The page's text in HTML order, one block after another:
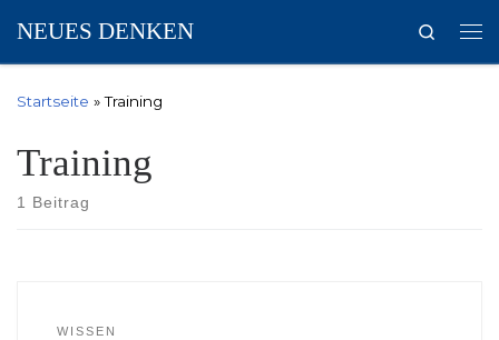
Zum Inhalt springen
NEUES DENKEN
Search
Startseite » Training
Training
1 Beitrag
WISSEN